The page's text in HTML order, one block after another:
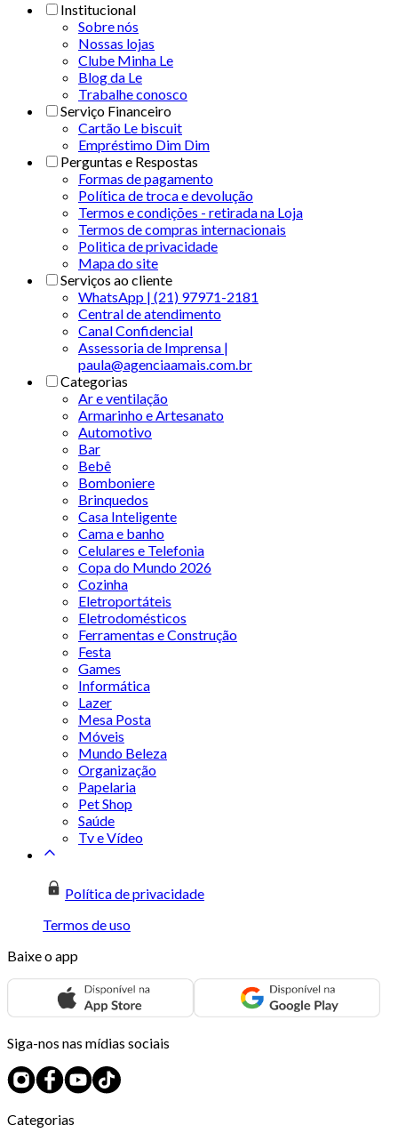
Institucional
Sobre nós
Nossas lojas
Clube Minha Le
Blog da Le
Trabalhe conosco
Serviço Financeiro
Cartão Le biscuit
Empréstimo Dim Dim
Perguntas e Respostas
Formas de pagamento
Política de troca e devolução
Termos e condições - retirada na Loja
Termos de compras internacionais
Politica de privacidade
Mapa do site
Serviços ao cliente
WhatsApp | (21) 97971-2181
Central de atendimento
Canal Confidencial
Assessoria de Imprensa |
paula@agenciaamais.com.br
Categorias
Ar e ventilação
Armarinho e Artesanato
Automotivo
Bar
Bebê
Bomboniere
Brinquedos
Casa Inteligente
Cama e banho
Celulares e Telefonia
Copa do Mundo 2026
Cozinha
Eletroportáteis
Eletrodomésticos
Ferramentas e Construção
Festa
Games
Informática
Lazer
Mesa Posta
Móveis
Mundo Beleza
Organização
Papelaria
Pet Shop
Saúde
Tv e Vídeo
Política de privacidade
Termos de uso
Baixe o app
Siga-nos nas mídias sociais
Categorias